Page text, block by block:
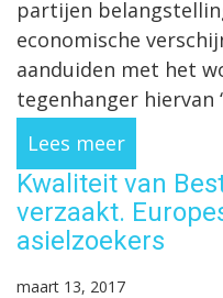
partijen
economische
aanduiden met het
tegenhanger hiervan
Lees meer
Kwaliteit van
verzaakt.
asielzoekers
maart 13, 2017